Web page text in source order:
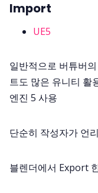
Import
UE5
일반적으로 버튜버
트도 많은 유니티 활
엔진 5 사용
단순히 작성자가 언
블렌더에서 Export